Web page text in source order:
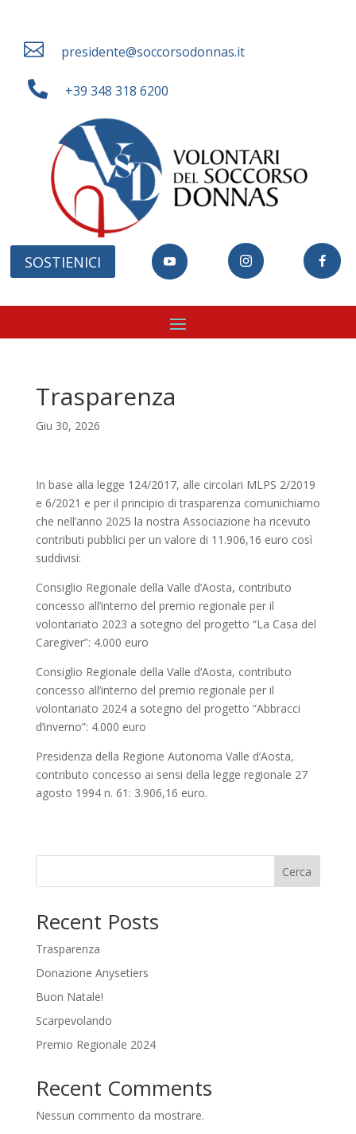
 presidente@soccorsodonnas.it
 +39 348 318 6200
SOSTIENICI   
Trasparenza
Giu 30, 2026
In base alla legge 124/2017, alle circolari MLPS 2/2019
e 6/2021 e per il principio di trasparenza comunichiamo
che nell’anno 2025 la nostra Associazione ha ricevuto
contributi pubblici per un valore di 11.906,16 euro così
suddivisi:
Consiglio Regionale della Valle d’Aosta, contributo
concesso all’interno del premio regionale per il
volontariato 2023 a sotegno del progetto “La Casa del
Caregiver”: 4.000 euro
Consiglio Regionale della Valle d’Aosta, contributo
concesso all’interno del premio regionale per il
volontariato 2024 a sotegno del progetto “Abbracci
d’inverno”: 4.000 euro
Presidenza della Regione Autonoma Valle d’Aosta,
contributo concesso ai sensi della legge regionale 27
agosto 1994 n. 61: 3.906,16 euro.
Cerca
Recent Posts
Trasparenza
Donazione Anysetiers
Buon Natale!
Scarpevolando
Premio Regionale 2024
Recent Comments
Nessun commento da mostrare.